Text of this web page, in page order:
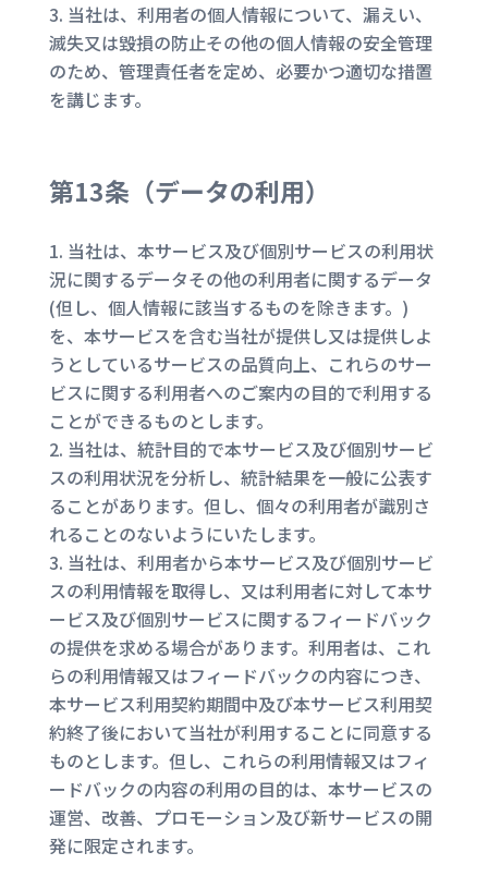
当社は、利用者の個人情報について、漏えい、
滅失又は毀損の防止その他の個人情報の安全管理
のため、管理責任者を定め、必要かつ適切な措置
を講じます。
第13条（データの利用）
当社は、本サービス及び個別サービスの利用状
況に関するデータその他の利用者に関するデータ
(但し、個人情報に該当するものを除きます。)
を、本サービスを含む当社が提供し又は提供しよ
うとしているサービスの品質向上、これらのサー
ビスに関する利用者へのご案内の目的で利用する
ことができるものとします。
当社は、統計目的で本サービス及び個別サービ
スの利用状況を分析し、統計結果を一般に公表す
ることがあります。但し、個々の利用者が識別さ
れることのないようにいたします。
当社は、利用者から本サービス及び個別サービ
スの利用情報を取得し、又は利用者に対して本サ
ービス及び個別サービスに関するフィードバック
の提供を求める場合があります。利用者は、これ
らの利用情報又はフィードバックの内容につき、
本サービス利用契約期間中及び本サービス利用契
約終了後において当社が利用することに同意する
ものとします。但し、これらの利用情報又はフィ
ードバックの内容の利用の目的は、本サービスの
運営、改善、プロモーション及び新サービスの開
発に限定されます。